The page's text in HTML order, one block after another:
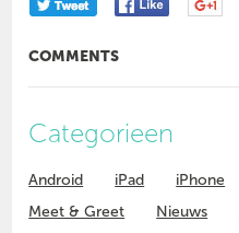
COMMENTS
Categorieen
Android iPad iPhone
Meet & Greet
Nieuws